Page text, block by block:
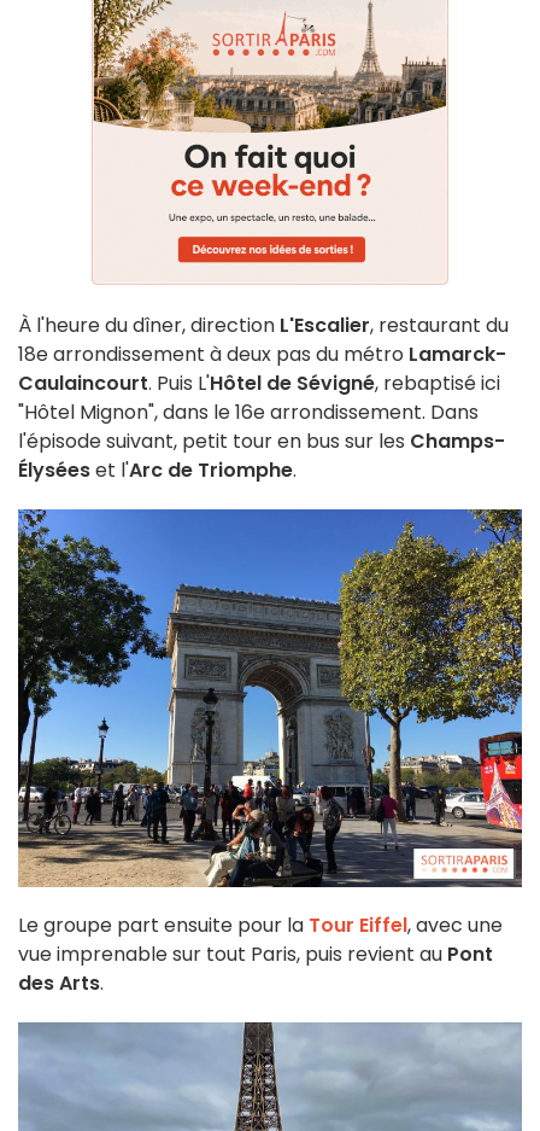
À l'heure du dîner, direction L'Escalier, restaurant du
18e arrondissement à deux pas du métro Lamarck-
Caulaincourt. Puis L'Hôtel de Sévigné, rebaptisé ici
"Hôtel Mignon", dans le 16e arrondissement. Dans
l'épisode suivant, petit tour en bus sur les Champs-
Élyséeset l'Arc de Triomphe.
Le groupe part ensuite pour la Tour Eiffel, avec une
vue imprenable sur tout Paris, puis revient au Pont
des Arts.